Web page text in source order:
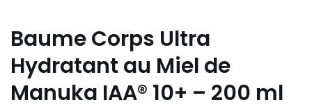
Baume Corps Ultra
Hydratant au Miel de
Manuka IAA® 10+ – 200 ml